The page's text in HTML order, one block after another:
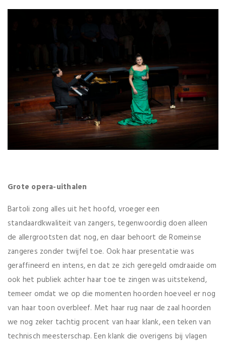
Grote opera-uithalen
Bartoli zong alles uit het hoofd, vroeger een
standaardkwaliteit van zangers, tegenwoordig doen alleen
de allergrootsten dat nog, en daar behoort de Romeinse
zangeres zonder twijfel toe. Ook haar presentatie was
geraffineerd en intens, en dat ze zich geregeld omdraaide om
ook het publiek achter haar toe te zingen was uitstekend,
temeer omdat we op die momenten hoorden hoeveel er nog
van haar toon overbleef. Met haar rug naar de zaal hoorden
we nog zeker tachtig procent van haar klank, een teken van
technisch meesterschap. Een klank die overigens bij vlagen